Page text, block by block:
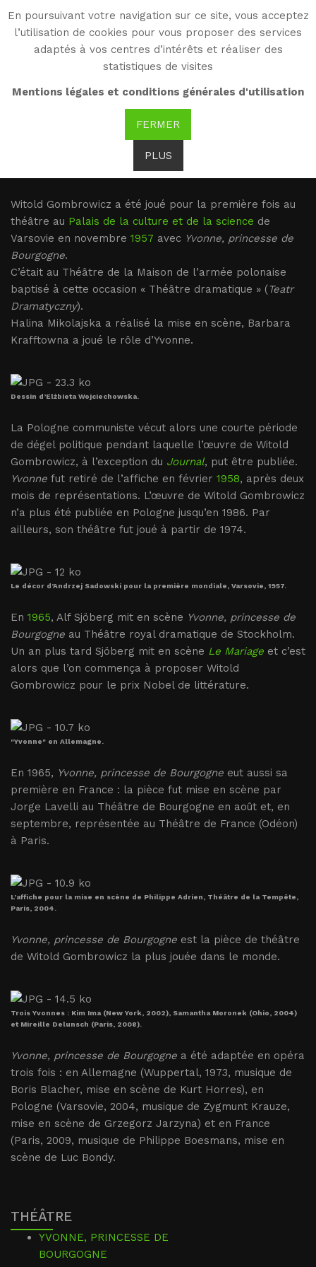
En poursuivant votre navigation sur ce site, vous acceptez
l’utilisation de cookies pour vous proposer des services
adaptés à vos centres d’intérêts et réaliser des
statistiques de visites
Mentions légales et conditions générales d'utilisation
FERMER
PLUS
WG
Witold Gombrowicz
Mises en scènes
Witold Gombrowicz a été joué pour la première fois au
théâtre au Palais de la culture et de la science de
Varsovie en novembre 1957 avec Yvonne, princesse de
Bourgogne.
C’était au Théâtre de la Maison de l’armée polonaise
baptisé à cette occasion « Théâtre dramatique » (Teatr
Dramatyczny).
Halina Mikolajska a réalisé la mise en scène, Barbara
Krafftowna a joué le rôle d’Yvonne.
Dessin d’Elżbieta Wojciechowska.
La Pologne communiste vécut alors une courte période
de dégel politique pendant laquelle l’œuvre de Witold
Gombrowicz, à l’exception du Journal, put être publiée.
Yvonne fut retiré de l’affiche en février 1958, après deux
mois de représentations. L’œuvre de Witold Gombrowicz
n’a plus été publiée en Pologne jusqu’en 1986. Par
ailleurs, son théâtre fut joué à partir de 1974.
Le décor d’Andrzej Sadowski pour la première mondiale, Varsovie, 1957.
En 1965, Alf Sjöberg mit en scène Yvonne, princesse de
Bourgogne au Théâtre royal dramatique de Stockholm.
Un an plus tard Sjöberg mit en scène Le Mariage et c’est
alors que l’on commença à proposer Witold
Gombrowicz pour le prix Nobel de littérature.
"Yvonne" en Allemagne.
En 1965, Yvonne, princesse de Bourgogne eut aussi sa
première en France : la pièce fut mise en scène par
Jorge Lavelli au Théâtre de Bourgogne en août et, en
septembre, représentée au Théâtre de France (Odéon)
à Paris.
L’affiche pour la mise en scène de Philippe Adrien, Théâtre de la Tempête,
Paris, 2004.
Yvonne, princesse de Bourgogne est la pièce de théâtre
de Witold Gombrowicz la plus jouée dans le monde.
Trois Yvonnes : Kim Ima (New York, 2002), Samantha Moronek (Ohio, 2004)
et Mireille Delunsch (Paris, 2008).
Yvonne, princesse de Bourgogne a été adaptée en opéra
trois fois : en Allemagne (Wuppertal, 1973, musique de
Boris Blacher, mise en scène de Kurt Horres), en
Pologne (Varsovie, 2004, musique de Zygmunt Krauze,
mise en scène de Grzegorz Jarzyna) et en France
(Paris, 2009, musique de Philippe Boesmans, mise en
scène de Luc Bondy.
THÉÂTRE
YVONNE, PRINCESSE DE
BOURGOGNE